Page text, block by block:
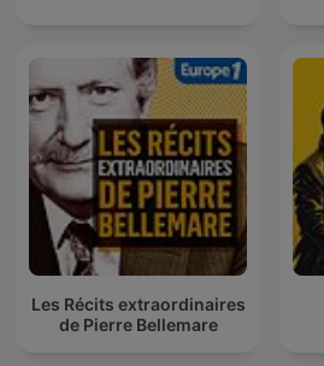
Les Récits extraordinaires
de Pierre Bellemare